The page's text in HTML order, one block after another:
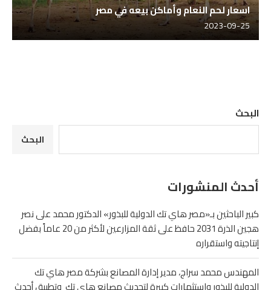
اسعار لحم النعام وأماكن بيعه في مصر
2023-09-25
البحث
البحث
أحدث المنشورات
كبير الباحثين بـ«مصر هاي تك الدولية للبذور» الدكتور محمد على نصر
هجين الذرة 2031 حافظ على ثقة المزارعين لأكثر من 20 عاماً بفضل
إنتاجيته واستقراره
المهندس محمد سراج، مدير إدارة المصانع بشركة مصر هاي تك
الدولية للبذور واستثمارات كبيرة لتحديث مصانع هاى تك وتطبيق أحدث